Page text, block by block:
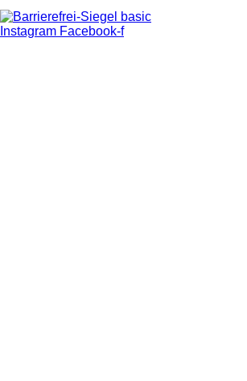
Instagram Facebook-f